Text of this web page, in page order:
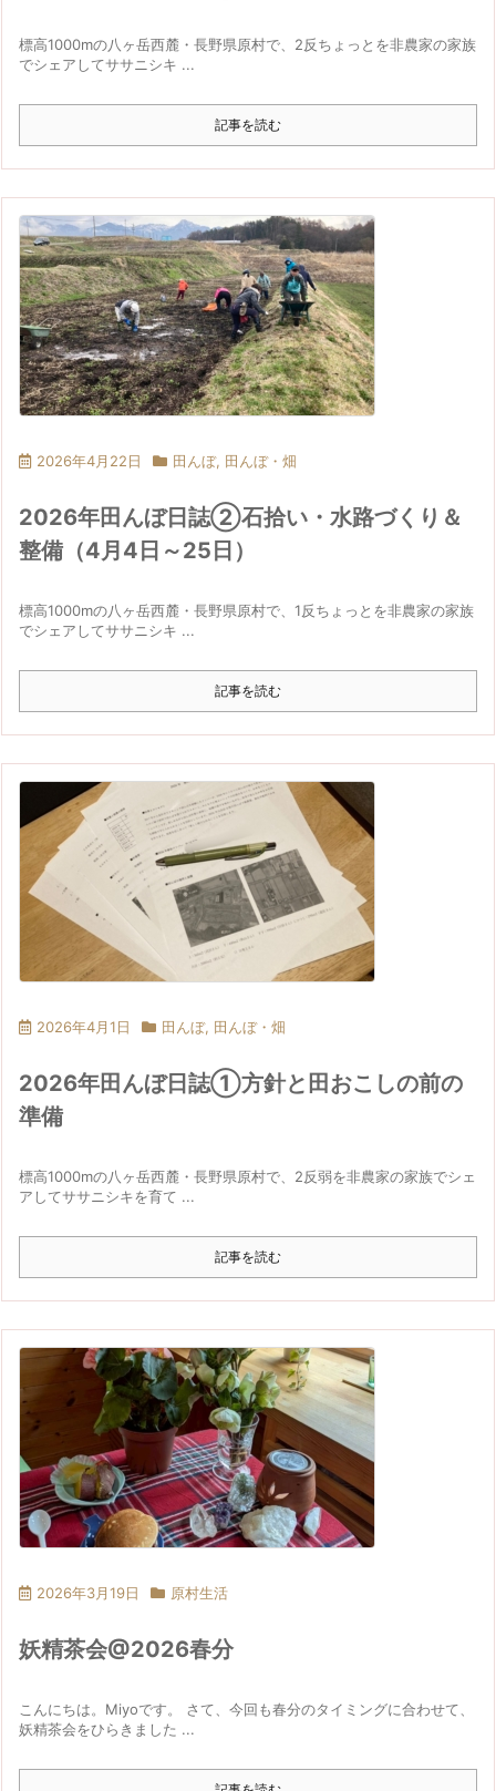
標高1000mの八ヶ岳西麓・長野県原村で、2反ちょっとを非農家の家族
でシェアしてササニシキ ...
記事を読む
2026年4月22日 田んぼ, 田んぼ・畑
2026年田んぼ日誌②石拾い・水路づくり＆
整備（4月4日～25日）
標高1000mの八ヶ岳西麓・長野県原村で、1反ちょっとを非農家の家族
でシェアしてササニシキ ...
記事を読む
2026年4月1日 田んぼ, 田んぼ・畑
2026年田んぼ日誌①方針と田おこしの前の
準備
標高1000mの八ヶ岳西麓・長野県原村で、2反弱を非農家の家族でシェ
アしてササニシキを育て ...
記事を読む
2026年3月19日 原村生活
妖精茶会@2026春分
こんにちは。Miyoです。 さて、今回も春分のタイミングに合わせて、
妖精茶会をひらきました ...